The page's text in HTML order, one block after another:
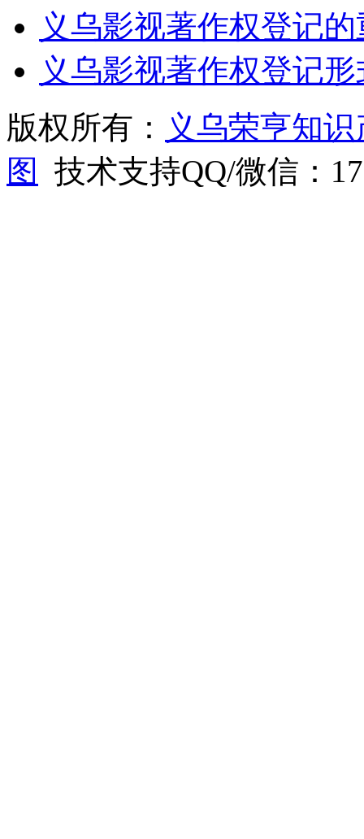
义乌影视著作权登记
义乌影视著作权登记
版权所有： 义乌荣亨知
图
技术支持QQ/微信：